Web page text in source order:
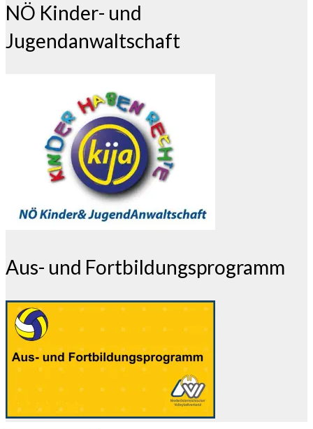
NÖ Kinder- und
Jugendanwaltschaft
Aus- und Fortbildungsprogramm